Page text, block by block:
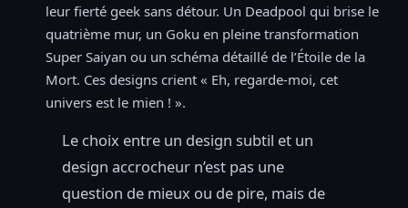
leur fierté geek sans détour. Un Deadpool qui brise le
quatrième mur, un Goku en pleine transformation
Super Saiyan ou un schéma détaillé de l’Étoile de la
Mort. Ces designs crient « Eh, regarde-moi, cet
univers est le mien ! ».
Le choix entre un design subtil et un
design accrocheur n’est pas une
question de mieux ou de pire, mais de